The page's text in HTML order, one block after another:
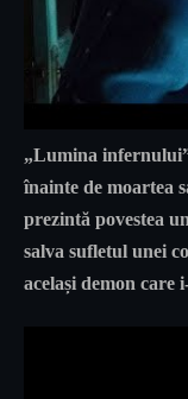
„Lumina infernului
înainte de moartea
prezintă povestea
salva sufletul unei
același demon care